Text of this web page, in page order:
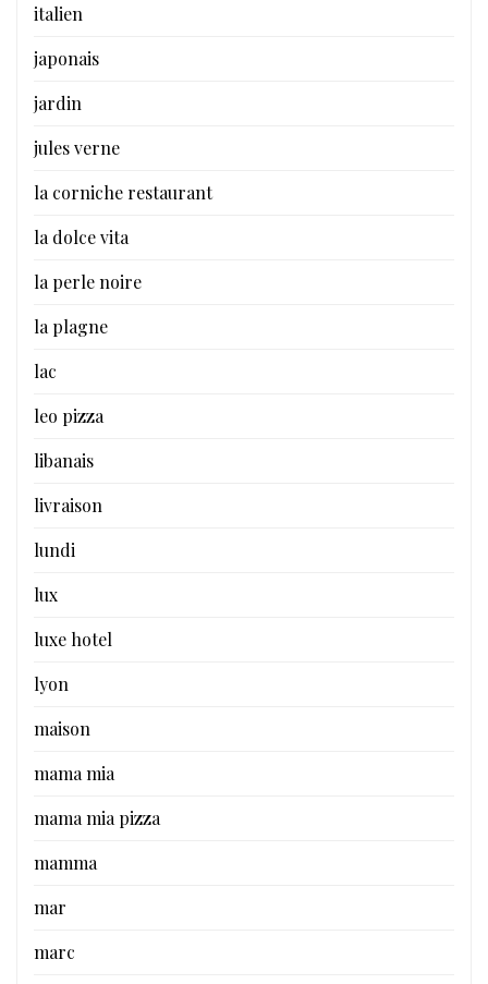
italien
japonais
jardin
jules verne
la corniche restaurant
la dolce vita
la perle noire
la plagne
lac
leo pizza
libanais
livraison
lundi
lux
luxe hotel
lyon
maison
mama mia
mama mia pizza
mamma
mar
marc